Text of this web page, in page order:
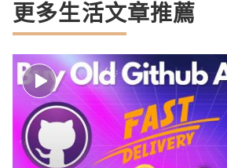
更多生活文章推薦